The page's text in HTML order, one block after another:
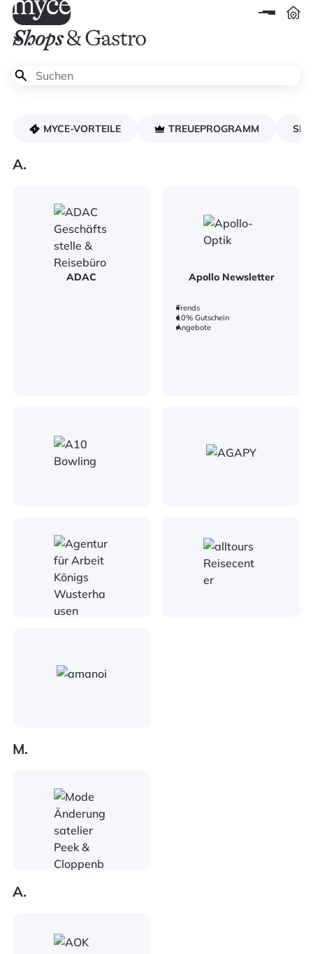
Shops& Gastro
MYCE-VORTEILE TREUEPROGRAMM
A.
ADAC Apollo Newsletter
Trends
10% Gutschein
Angebote
M.
A.